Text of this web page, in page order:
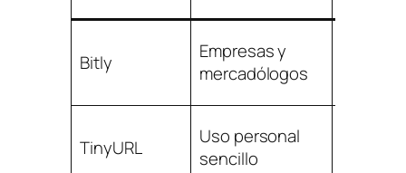
Bitly
Empresas y
mercadólogos
TinyURL
Uso personal
sencillo